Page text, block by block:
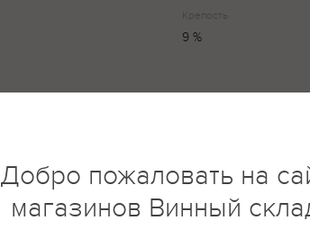
Крепость
9 %
Вкус вина
приятной
Добро пожаловать на
магазинов Винный